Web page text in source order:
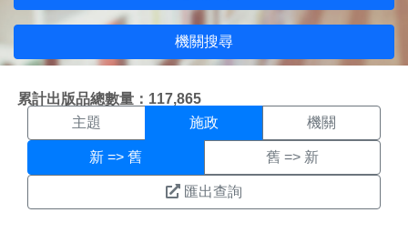
機關搜尋
累計出版品總數量：117,865
施政搜尋結果頁面
主題 施政 機關
新 => 舊 舊 => 新
匯出查詢